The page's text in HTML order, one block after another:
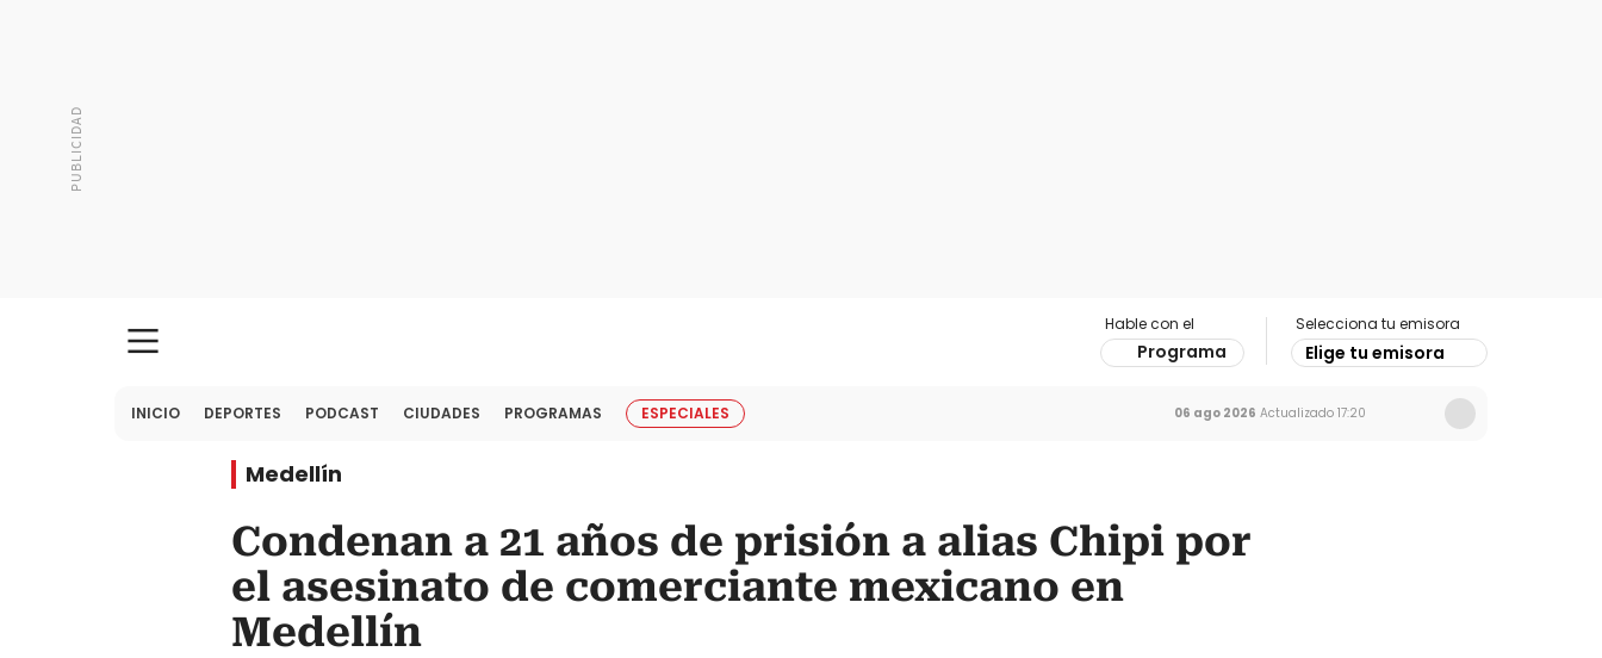
Hable con el
Programa
Selecciona tu emisora
Elige tu emisora
INICIO DEPORTES PODCAST CIUDADES PROGRAMAS ESPECIALES 06 ago 2026 Actualizado 17:20
Medellín
Condenan a 21 años de prisión a alias Chipi por
el asesinato de comerciante mexicano en
Medellín